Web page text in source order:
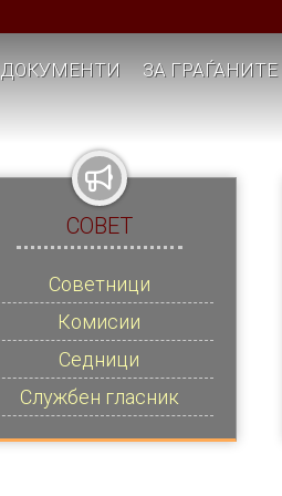
ДОКУМЕНТИ ЗА ГРАЃАНИТЕ
СОВЕТ
Советници
Комисии
Седници
Службен гласник